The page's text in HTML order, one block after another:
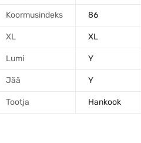
Koormusindeks 86
XL XL
Lumi Y
Jää Y
Tootja Hankook